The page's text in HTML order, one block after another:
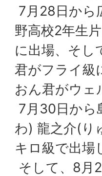
7月28日から
野高校2年生
に出場、そし
君がフライ級
おん君がウェ
7月30日から
わ) 龍之介(り
キロ級で出場
そして、8月